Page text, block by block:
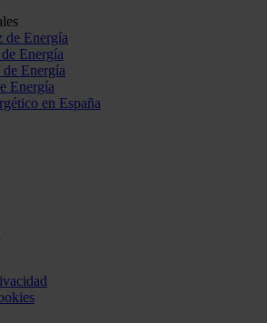
de Energía
Energía
Energía
Energía
en España